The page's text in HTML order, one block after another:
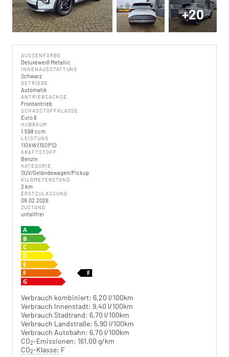
+20
AUSSENFARBE
Deluxeweiß Metallic
INNENAUSSTATTUNG
Schwarz
GETRIEBE
Automatik
ANTRIEBSACHSE
Frontantrieb
SCHADSTOFFKLASSE
Euro 6
HUBRAUM
1.598 ccm
LEISTUNG
110 kW (150 PS)
KRAFTSTOFF
Benzin
KATEGORIE
SUV/Geländewagen/Pickup
KILOMETERSTAND
2 km
ERSTZULASSUNG
09.02.2026
ZUSTAND
unfallfrei
Verbrauch kombiniert: 6,20 l/100km
Verbrauch Innenstadt: 9,40 l/100km
Verbrauch Stadtrand: 6,70 l/100km
Verbrauch Landstraße: 5,90 l/100km
Verbrauch Autobahn: 6,70 l/100km
CO2-Emissionen: 161,00 g/km
CO2-Klasse: F